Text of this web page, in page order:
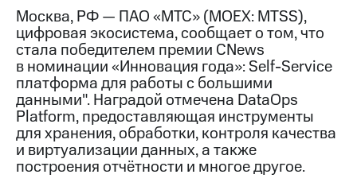
Контакты
Медиа-центр
Пресс-
релизы
МТС
о технологиях
Достижения
Интервью
Москва, РФ — ПАО «МТС» (MOEX: MTSS),
цифровая экосистема, сообщает о том, что
стала победителем премии CNews
в номинации «Инновация года»: Self-Service
платформа для работы с большими
данными". Наградой отмечена DataOps
Platform, предоставляющая инструменты
для хранения, обработки, контроля качества
и виртуализации данных, а также
построения отчётности и многое другое.